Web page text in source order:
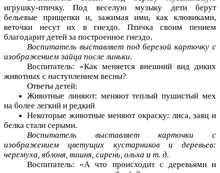
игрушку-птичку. Под веселую музыку дети берут
бельевые прищепки и, зажимая ими, как клювиками,
веточки несут их в гнездо. Птичка своим пением
благодарит детей за построенное гнездо.
Воспитатель выставляет под березой карточку с
изображением зайца после линьки.
Воспитатель: «Как меняется внешний вид диких
животных с наступлением весны?
Ответы детей:
Животные линяют: меняют теплый пушистый мех
на более легкий и редкий
Некоторые животные меняют окраску: лиса, заяц и
белка стали серыми.
Воспитатель выставляет карточки с
изображением цветущих кустарников и деревьев:
черемуха, яблоня, вишня, сирень, ольха и т. д.
Воспитатель: «А что происходит с деревьями и